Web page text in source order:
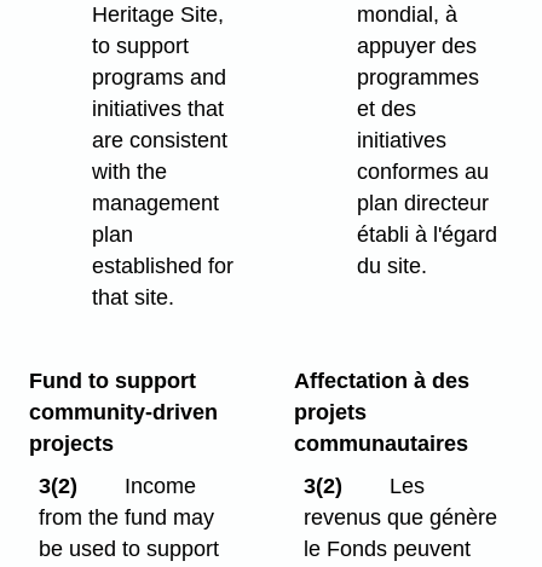
Heritage Site,
to support
programs and
initiatives that
are consistent
with the
management
plan
established for
that site.
mondial, à
appuyer des
programmes
et des
initiatives
conformes au
plan directeur
établi à l'égard
du site.
Fund to support
community-driven
projects
3(2)
Income
from the fund may
be used to support
Affectation à des
projets
communautaires
3(2)
Les
revenus que génère
le Fonds peuvent